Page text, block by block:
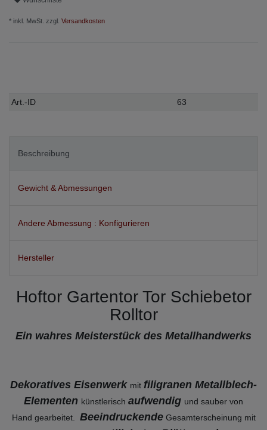
* inkl. MwSt. zzgl. Versandkosten
Technisches
Wert
Art.-ID 63
Beschreibung
Gewicht & Abmessungen
Andere Abmessung : Konfigurieren
Hersteller
Hoftor Gartentor Tor Schiebetor
Rolltor
Ein wahres Meisterstück des Metallhandwerks
Dekoratives Eisenwerk mit filigranen Metallblech-
Elementen künstlerisch aufwendig und sauber von
Hand gearbeitet. BeeindruckendeGesamterscheinung mit